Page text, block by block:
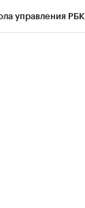
управления РБК